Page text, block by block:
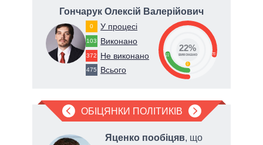
Гончарук Олексій Валерійович
0 У процесі
103 Виконано
372 Не виконано
475 Всього
78
22
0
22%
виконано
ОБІЦЯНКИ ПОЛІТИКІВ
Яценко пообіцяв, що